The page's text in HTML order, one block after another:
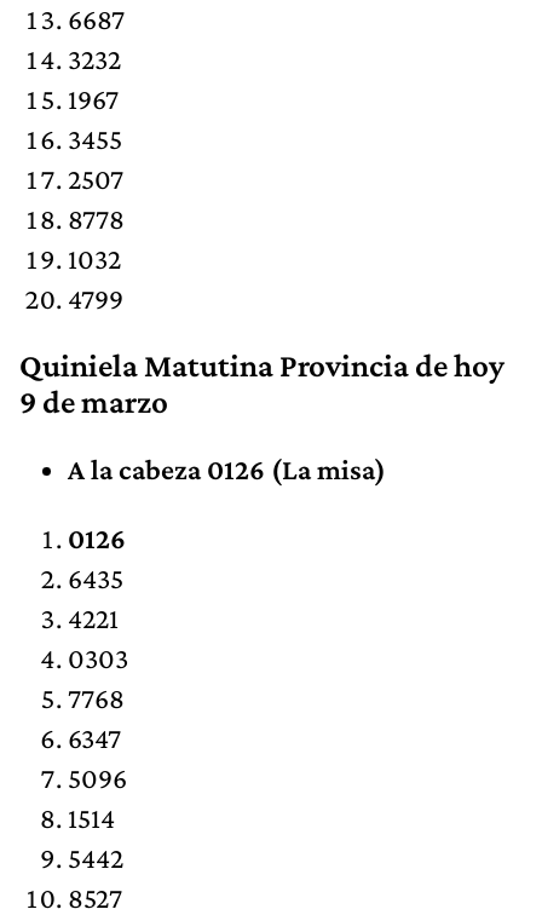
6687
3232
1967
3455
2507
8778
1032
4799
Quiniela Matutina Provincia de hoy
9 de marzo
A la cabeza 0126 (La misa)
0126
6435
4221
0303
7768
6347
5096
1514
5442
8527